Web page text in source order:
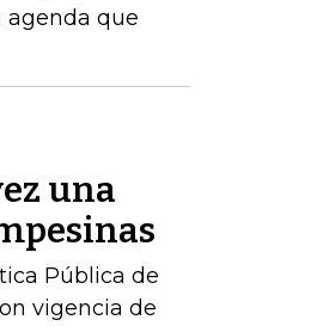
agenda que
una
Pública de
vigencia de